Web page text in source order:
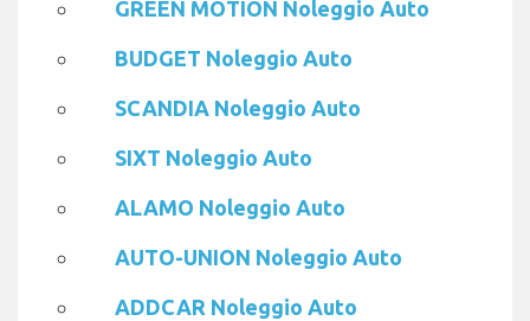
GREEN MOTION Noleggio Auto
BUDGET Noleggio Auto
SCANDIA Noleggio Auto
SIXT Noleggio Auto
ALAMO Noleggio Auto
AUTO-UNION Noleggio Auto
ADDCAR Noleggio Auto